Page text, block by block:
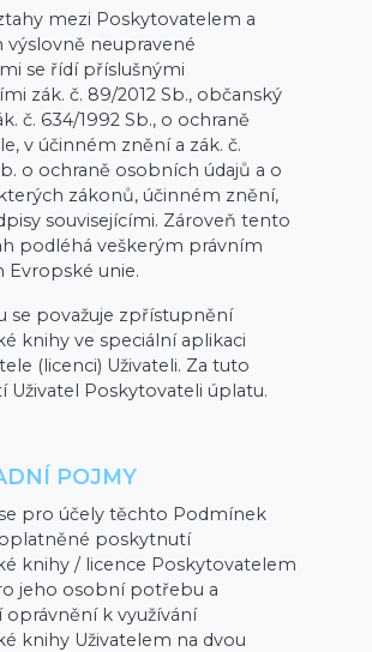
mezi Poskytovatelem a
výslovně neupravené
se řídí příslušnými
zák. č. 89/2012 Sb., občanský
č. 634/1992 Sb., o ochraně
v účinném znění a zák. č.
o ochraně osobních údajů a o
zákonů, účinném znění,
souvisejícími. Zároveň tento
podléhá veškerým právním
Evropské unie.
se považuje zpřístupnění
knihy ve speciální aplikaci
(licenci) Uživateli. Za tuto
Uživatel Poskytovateli úplatu.
POJMY
se pro účely těchto Podmínek
poskytnutí
knihy / licence Poskytovatelem
jeho osobní potřebu a
k využívání
knihy Uživatelem na dvou